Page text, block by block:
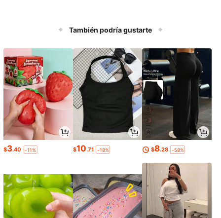
También podría gustarte
$3.40 -11% $10.71 -18% $8.28 -58%